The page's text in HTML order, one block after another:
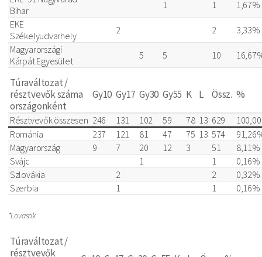
Bihar
1 1
1,67%
EKE
Székelyudvarhely
2 2
3,33%
Magyarországi
Kárpát Egyesület
5 5 10
Túraváltozat /
résztvevők száma
országonként
Gy10 Gy17 Gy30 Gy55 K L Össz. %
Résztvevők összesen 246 131 102 59 78 13 629
Románia
237 121 81 47 75 13 574
Magyarország
9 7 20 12 3 51
8,11%
Svájc
1 1
0,16%
Szlovákia
2 2
0,32%
Szerbia
1 1 0,16%
*Lovasok
Túraváltozat /
résztvevők